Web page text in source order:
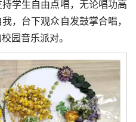
学生自由点唱，无论唱功高
，台下观众自发鼓掌合唱，
园音乐派对。